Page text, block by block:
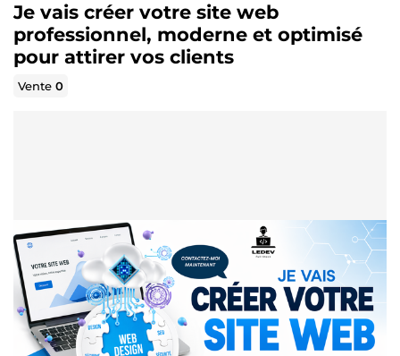
Je vais créer votre site web
professionnel, moderne et optimisé
pour attirer vos clients
Vente0